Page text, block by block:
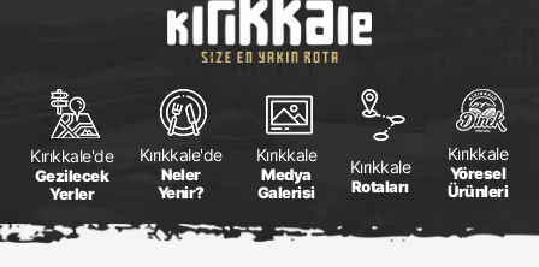
Kırıkkale'de
Gezilecek
Yerler
Kırıkkale'de
Neler
Yenir?
Kırıkkale
Medya
Galerisi
Kırıkkale
Rotaları
Kırıkkale
Yöresel
Ürünleri